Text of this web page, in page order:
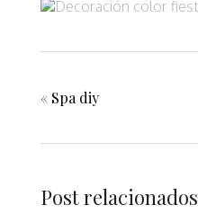
« Spa diy
Post relacionados